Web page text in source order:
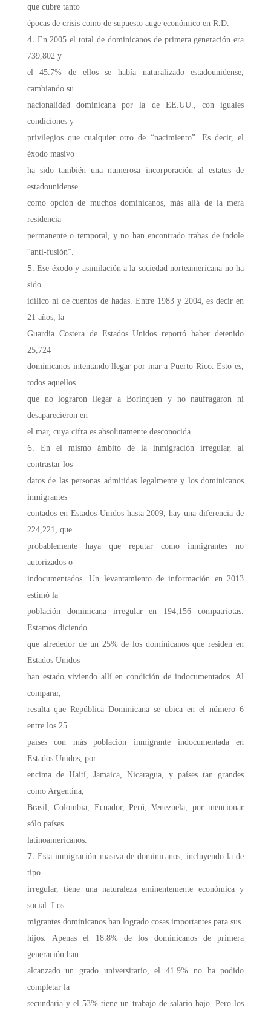
que cubre tanto
épocas de crisis como de supuesto auge económico en R.D.
En 2005 el total de dominicanos de primera generación era
739,802 y
el 45.7% de ellos se había naturalizado estadounidense,
cambiando su
nacionalidad dominicana por la de EE.UU., con iguales
condiciones y
privilegios que cualquier otro de “nacimiento”. Es decir, el
éxodo masivo
ha sido también una numerosa incorporación al estatus de
estadounidense
como opción de muchos dominicanos, más allá de la mera
residencia
permanente o temporal, y no han encontrado trabas de índole
“anti-fusión”.
Ese éxodo y asimilación a la sociedad norteamericana no ha
sido
idílico ni de cuentos de hadas. Entre 1983 y 2004, es decir en
21 años, la
Guardia Costera de Estados Unidos reportó haber detenido
25,724
dominicanos intentando llegar por mar a Puerto Rico. Esto es,
todos aquellos
que no lograron llegar a Borinquen y no naufragaron ni
desaparecieron en
el mar, cuya cifra es absolutamente desconocida.
En el mismo ámbito de la inmigración irregular, al
contrastar los
datos de las personas admitidas legalmente y los dominicanos
inmigrantes
contados en Estados Unidos hasta 2009, hay una diferencia de
224,221, que
probablemente haya que reputar como inmigrantes no
autorizados o
indocumentados. Un levantamiento de información en 2013
estimó la
población dominicana irregular en 194,156 compatriotas.
Estamos diciendo
que alrededor de un 25% de los dominicanos que residen en
Estados Unidos
han estado viviendo allí en condición de indocumentados. Al
comparar,
resulta que República Dominicana se ubica en el número 6
entre los 25
países con más población inmigrante indocumentada en
Estados Unidos, por
encima de Haití, Jamaica, Nicaragua, y países tan grandes
como Argentina,
Brasil, Colombia, Ecuador, Perú, Venezuela, por mencionar
sólo países
latinoamericanos.
Esta inmigración masiva de dominicanos, incluyendo la de
tipo
irregular, tiene una naturaleza eminentemente económica y
social. Los
migrantes dominicanos han logrado cosas importantes para sus
hijos. Apenas el 18.8% de los dominicanos de primera
generación han
alcanzado un grado universitario, el 41.9% no ha podido
completar la
secundaria y el 53% tiene un trabajo de salario bajo. Pero los